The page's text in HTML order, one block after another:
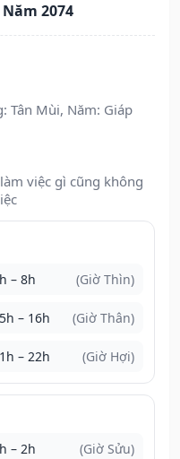
2074
Tân Mùi, Năm: Giáp
việc gì cũng không
– 8h (Giờ Thìn)
– 16h (Giờ Thân)
– 22h (Giờ Hợi)
– 2h (Giờ Sửu)